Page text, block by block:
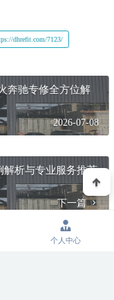
dhrefit.com/7123/
奔驰专修全方位解
2026-07-08
解析与专业服务推荐
下一篇
个人中心